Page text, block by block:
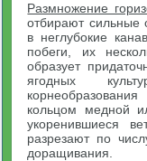
Размножение
отбирают сильные
в неглубокие
побеги, их
образует
ягодных
кольцом медной
укоренившиеся
разрезают по
доращивания.